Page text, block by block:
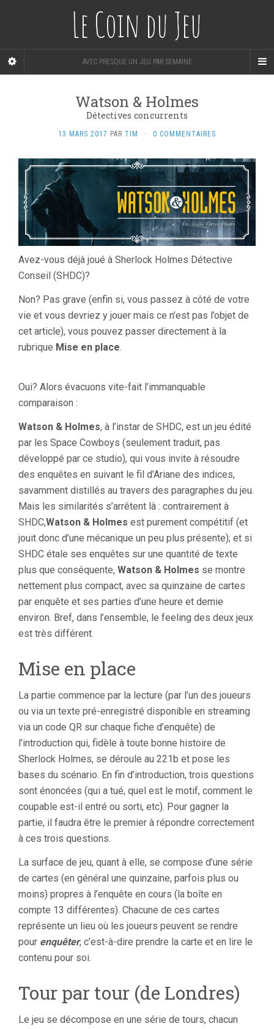
Le Coin du Jeu
AVEC PRESQUE UN JEU PAR SEMAINE
Watson & Holmes
Détectives concurrents
13 MARS 2017 PAR TIM · 0 COMMENTAIRES
Avez-vous déjà joué à Sherlock Holmes Détective
Conseil (SHDC)?
Non? Pas grave (enfin si, vous passez à côté de votre
vie et vous devriez y jouer mais ce n’est pas l’objet de
cet article), vous pouvez passer directement à la
rubrique Mise en place.
Oui? Alors évacuons vite-fait l’immanquable
comparaison :
Watson & Holmes, à l’instar de SHDC, est un jeu édité
par les Space Cowboys (seulement traduit, pas
développé par ce studio), qui vous invite à résoudre
des enquêtes en suivant le fil d’Ariane des indices,
savamment distillés au travers des paragraphes du jeu.
Mais les similarités s’arrêtent là : contrairement à
SHDC,Watson & Holmes est purement compétitif (et
jouit donc d’une mécanique un peu plus présente); et si
SHDC étale ses enquêtes sur une quantité de texte
plus que conséquente, Watson & Holmes se montre
nettement plus compact, avec sa quinzaine de cartes
par enquête et ses parties d’une heure et demie
environ. Bref, dans l’ensemble, le feeling des deux jeux
est très différent.
Mise en place
La partie commence par la lecture (par l’un des joueurs
ou via un texte pré-enregistré disponible en streaming
via un code QR sur chaque fiche d’enquête) de
l’introduction qui, fidèle à toute bonne histoire de
Sherlock Holmes, se déroule au 221b et pose les
bases du scénario. En fin d’introduction, trois questions
sont énoncées (qui a tué, quel est le motif, comment le
coupable est-il entré ou sorti, etc). Pour gagner la
partie, il faudra être le premier à répondre correctement
à ces trois questions.
La surface de jeu, quant à elle, se compose d’une série
de cartes (en général une quinzaine, parfois plus ou
moins) propres à l’enquête en cours (la boîte en
compte 13 différentes). Chacune de ces cartes
représente un lieu où les joueurs peuvent se rendre
pour enquêter, c’est-à-dire prendre la carte et en lire le
contenu pour soi.
Tour par tour (de Londres)
Le jeu se décompose en une série de tours, chacun